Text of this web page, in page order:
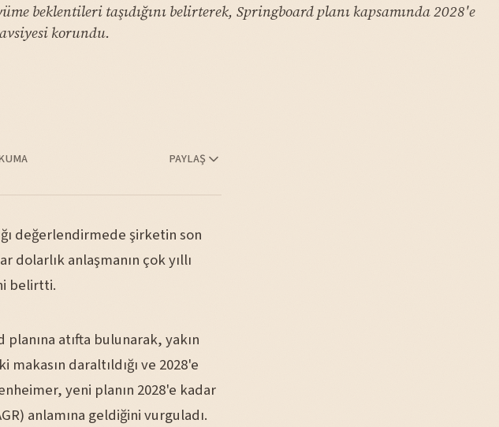
beklentileri taşıdığını belirterek, Springboard planı kapsamında 2028'e
korundu.
PAYLAŞ
değerlendirmede şirketin son
dolarlık anlaşmanın çok yıllı
belirtti.
atıfta bulunarak, yakın
daraltıldığı ve 2028'e
yeni planın 2028'e kadar
anlamına geldiğini vurguladı.